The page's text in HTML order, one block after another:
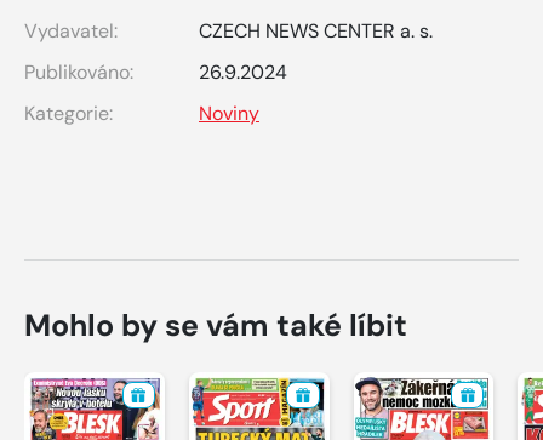
Vydavatel:
CZECH NEWS CENTER a. s.
Publikováno:
26.9.2024
Kategorie:
Noviny
Mohlo by se vám také líbit